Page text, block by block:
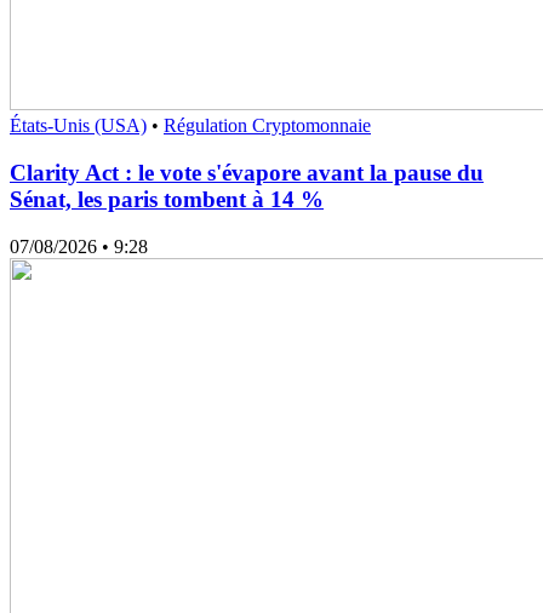
États-Unis (USA) • Régulation Cryptomonnaie
Clarity Act : le vote s'évapore avant la pause du
Sénat, les paris tombent à 14 %
07/08/2026 • 9:28